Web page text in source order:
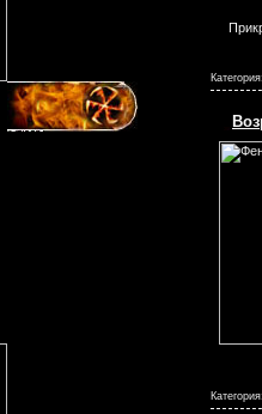
Категория:
Категория: